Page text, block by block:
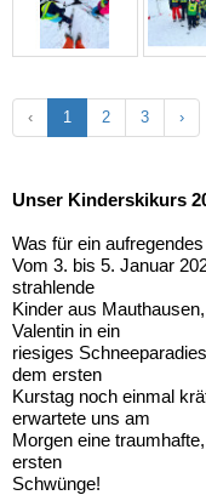
‹ 1 2 3 ›
Unser Kinderskikurs
Was für ein
Vom 3. bis 5. Januar
strahlende
Kinder aus
Valentin in ein
riesiges
dem ersten
Kurstag noch einmal
erwartete uns am
Morgen eine
ersten
Schwünge!